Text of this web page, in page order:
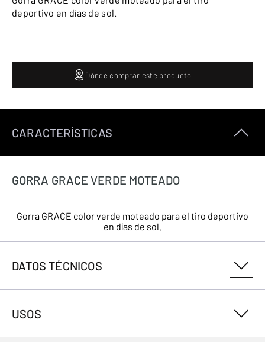
deportivo en días de sol.
Dónde comprar este producto
CARACTERÍSTICAS
GORRA GRACE VERDE MOTEADO
Gorra GRACE color verde moteado para el tiro deportivo
en días de sol.
DATOS TÉCNICOS
308086
USOS